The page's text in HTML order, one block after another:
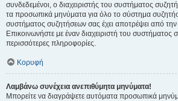
συνδεδεμένοι, ο διαχειριστής του συστήματος
τα προσωπικά μηνύματα για όλο το σύστημα
συστήματος συζητήσεων σας έχει αποτρέψει από
Επικοινωνήστε με έναν διαχειριστή του συστήματος
περισσότερες πληροφορίες.
Κορυφή
Λαμβάνω συνέχεια ανεπιθύμητα μηνύματα!
Μπορείτε να διαγράψετε αυτόματα προσωπικά